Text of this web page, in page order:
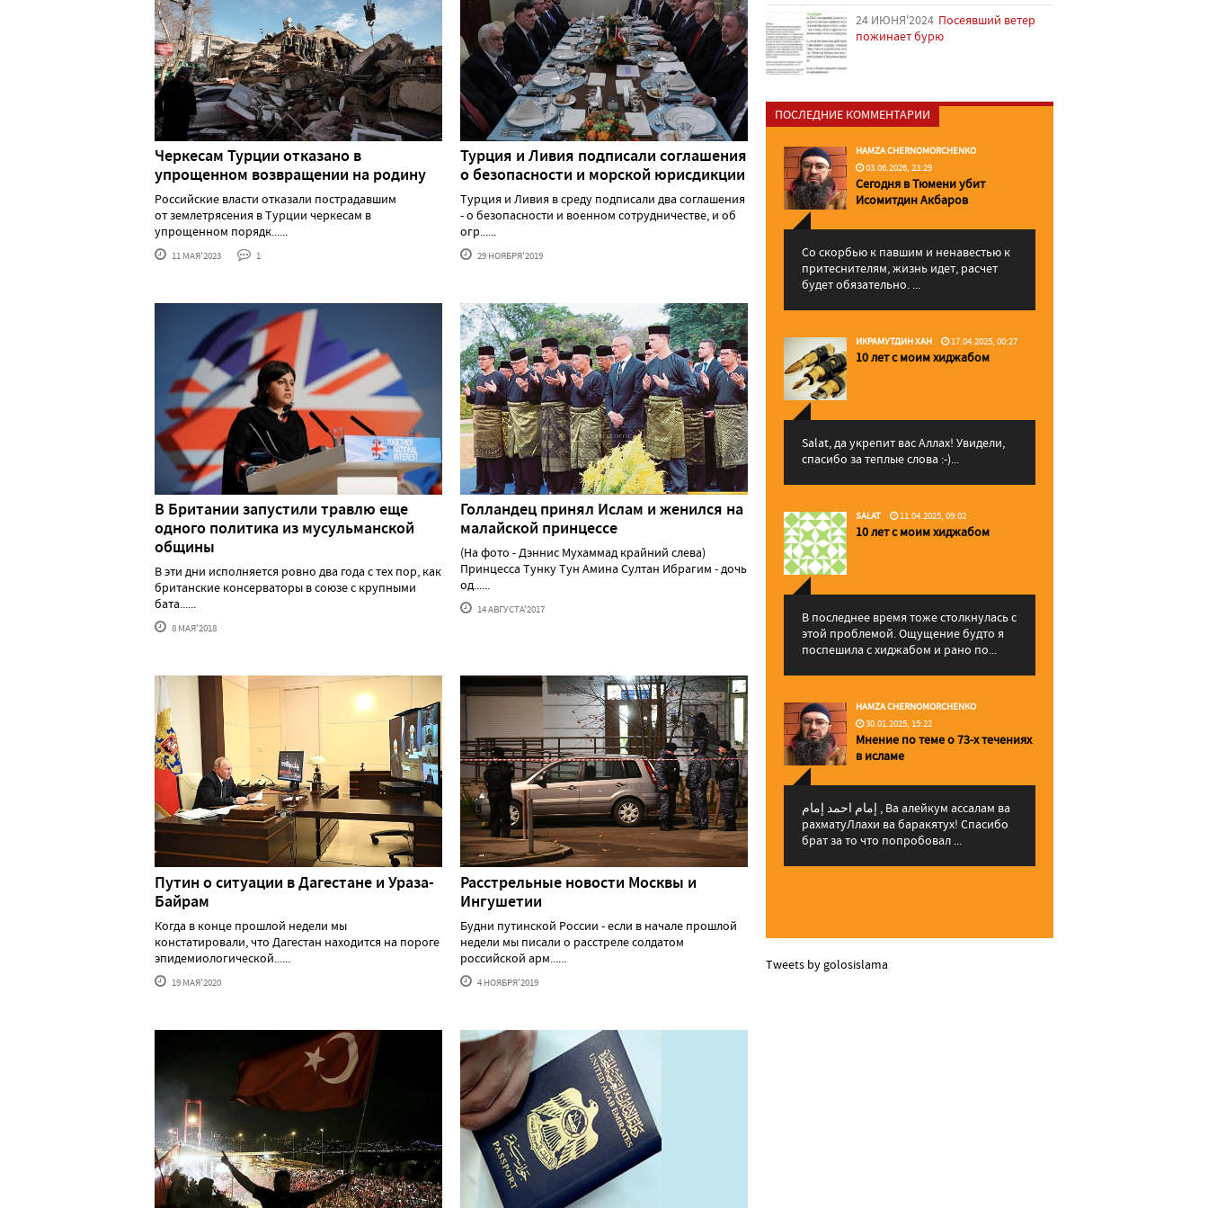
Черкесам Турции отказано в
упрощенном возвращении на родину
Российские власти отказали пострадавшим
от землетрясения в Турции черкесам в
упрощенном порядк......
11 МАЯ'2023 1
Турция и Ливия подписали соглашения
о безопасности и морской юрисдикции
Турция и Ливия в среду подписали два соглашения
- о безопасности и военном сотрудничестве, и об
огр......
29 НОЯБРЯ'2019
В Британии запустили травлю еще
одного политика из мусульманской
общины
В эти дни исполняется ровно два года с тех пор, как
британские консерваторы в союзе с крупными
бата......
8 МАЯ'2018
Голландец принял Ислам и женился на
малайской принцессе
(На фото - Дэннис Мухаммад крайний слева)
Принцесса Тунку Тун Амина Султан Ибрагим - дочь
од......
14 АВГУСТА'2017
Путин о ситуации в Дагестане и Ураза-
Байрам
Когда в конце прошлой недели мы
констатировали, что Дагестан находится на пороге
эпидемиологической......
19 МАЯ'2020
Расстрельные новости Москвы и
Ингушетии
Будни путинской России - если в начале прошлой
недели мы писали о расстреле солдатом
российской арм......
4 НОЯБРЯ'2019
24 ИЮНЯ'2024 Посеявший ветер
пожинает бурю
ПОСЛЕДНИЕ КОММЕНТАРИИ
HAMZA CHERNOMORCHENKO
03.06.2026, 23:29
Сегодня в Тюмени убит
Исомитдин Акбаров
Со скорбью к павшим и ненавестью к
притеснителям, жизнь идет, расчет
будет обязательно. ...
ИКРАМУТДИН ХАН 17.04.2025, 00:27
10 лет с моим хиджабом
Salat, да укрепит вас Аллаx! Увидели,
спасибо за теплые слова :-)...
SALAT 11.04.2025, 09:02
10 лет с моим хиджабом
В последнее время тоже столкнулась с
этой проблемой. Ощущение будто я
поспешила с хиджабом и рано по...
HAMZA CHERNOMORCHENKO
30.01.2025, 15:22
Мнение по теме о 73-х течениях
в исламе
إمام احمد إمام , Ва алейкум ассалам ва
рахматуЛлахи ва баракятух! Спасибо
брат за то что попробовал ...
Tweets by golosislama